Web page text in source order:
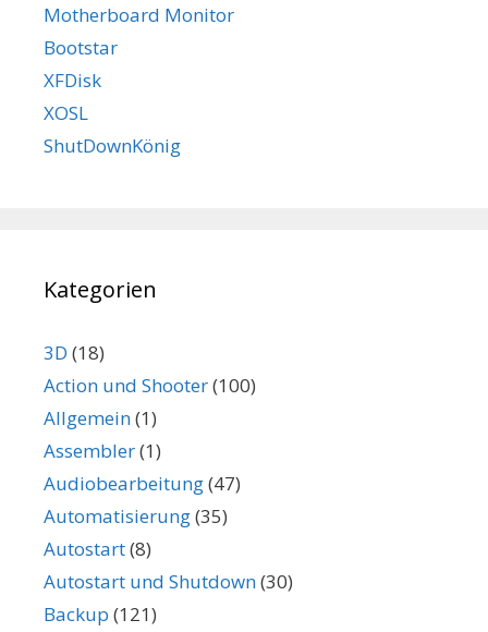
Motherboard Monitor
Bootstar
XFDisk
XOSL
ShutDownKönig
Kategorien
3D (18)
Action und Shooter(100)
Allgemein(1)
Assembler(1)
Audiobearbeitung(47)
Automatisierung(35)
Autostart(8)
Autostart und Shutdown(30)
Backup (121)